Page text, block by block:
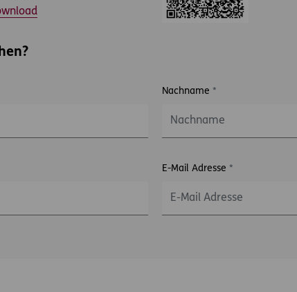
Nachname *
E-Mail Adresse *